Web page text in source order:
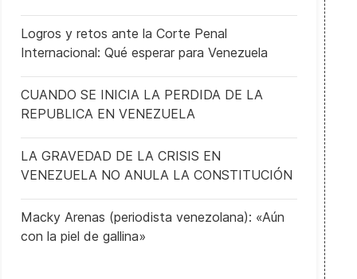
salida de Kurz de la política provoca crisis en el Gobierno de
Logros y retos ante la Corte Penal
Internacional: Qué esperar para Venezuela
CUANDO SE INICIA LA PERDIDA DE LA
REPUBLICA EN VENEZUELA
LA GRAVEDAD DE LA CRISIS EN
VENEZUELA NO ANULA LA CONSTITUCIÓN
Macky Arenas (periodista venezolana): «Aún
con la piel de gallina»